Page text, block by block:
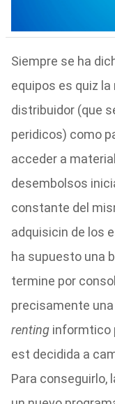
Siempre se ha
equipos es quiz
distribuidor (que
peridicos) como
acceder a
desembolsos
constante del
adquisicin de los
ha supuesto una
termine por
precisamente
rentinginformtico
est decidida a
Para conseguirlo,